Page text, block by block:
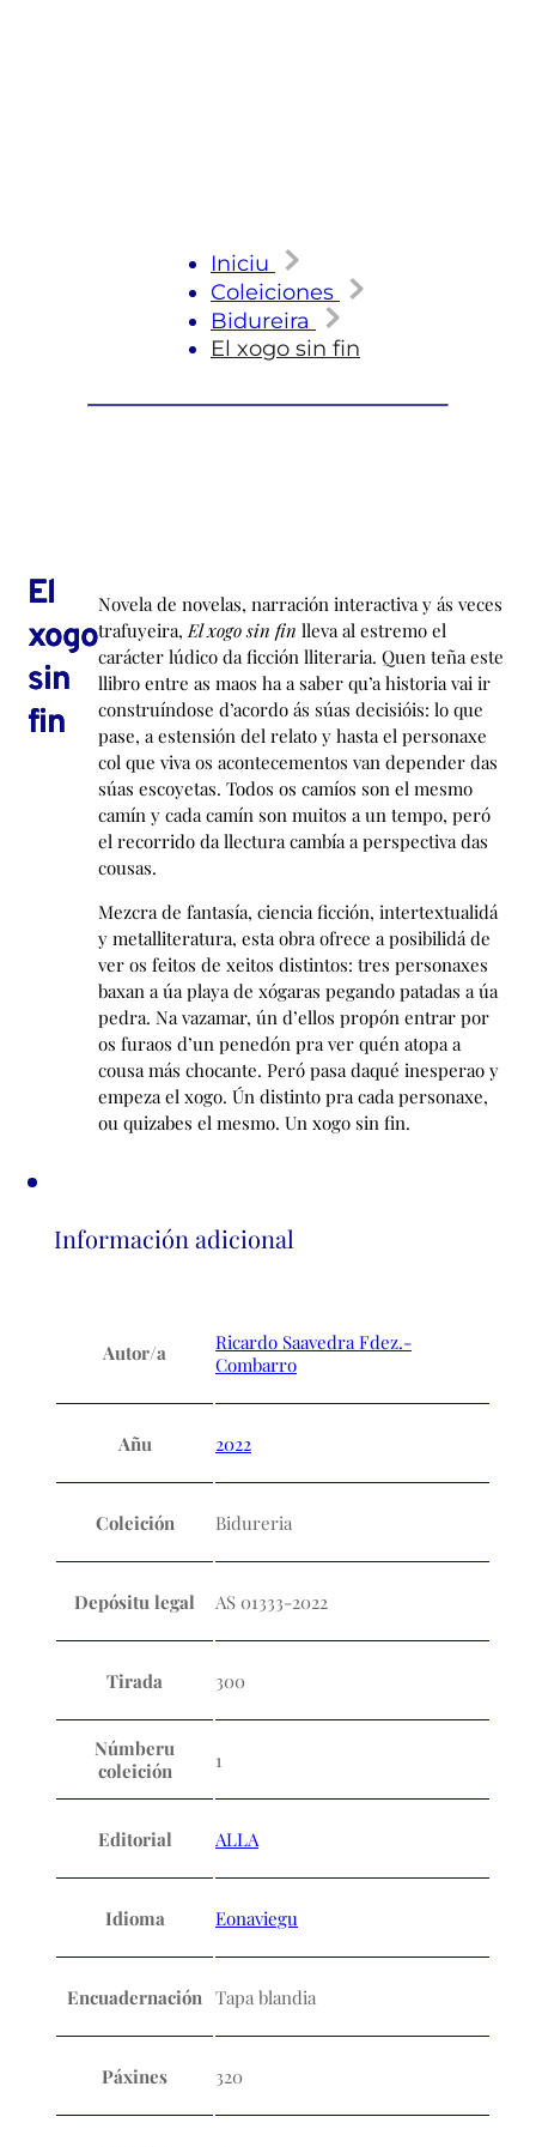
Iniciu
Coleiciones
Bidureira
El xogo sin fin
El
xogo
sin
fin
Novela de novelas, narración interactiva y ás veces
trafuyeira,El xogo sin fin lleva al estremo el
carácter lúdico da ficción lliteraria. Quen teña este
llibro entre as maos ha a saber qu’a historia vai ir
construíndose d’acordo ás súas decisióis: lo que
pase, a estensión del relato y hasta el personaxe
col que viva os acontecementos van depender das
súas escoyetas. Todos os camíos son el mesmo
camín y cada camín son muitos a un tempo, peró
el recorrido da llectura cambía a perspectiva das
cousas.
Mezcra de fantasía, ciencia ficción, intertextualidá
y metalliteratura, esta obra ofrece a posibilidá de
ver os feitos de xeitos distintos: tres personaxes
baxan a úa playa de xógaras pegando patadas a úa
pedra. Na vazamar, ún d’ellos propón entrar por
os furaos d’un penedón pra ver quén atopa a
cousa más chocante. Peró pasa daqué inesperao y
empeza el xogo. Ún distinto pra cada personaxe,
ou quizabes el mesmo. Un xogo sin fin.
Información adicional
Autor/a
Ricardo Saavedra Fdez.-
Combarro
Añu 2022
Coleición Bidureria
Depósitu legal AS 01333-2022
Tirada 300
Númberu
coleición
1
Editorial ALLA
Idioma Eonaviegu
Encuadernación Tapa blandia
Páxines 320